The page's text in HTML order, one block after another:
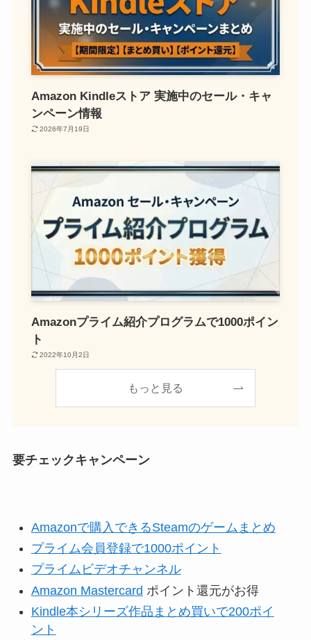
Amazon Kindleストア 実施中のセール・キャ
ンペーン情報
2026年7月19日
Amazonプライム紹介プログラムで1000ポイン
ト
2022年10月2日
もっと見る
要チェックキャンペーン
Amazonで購入できるSteamのゲームまとめ
プライム会員登録で1000ポイント
プライムビデオチャンネル
Amazon Mastercard ポイント還元がお得
Kindle本シリーズ作品まとめ買いで200ポイ
ント